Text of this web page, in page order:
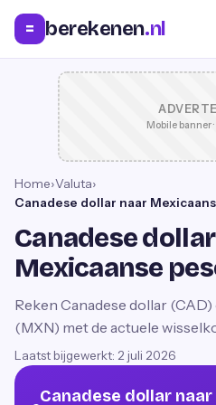
= berekenen.nl
Mobile banner
Home›Valuta›
Canadese dollar naar
Canadese
Mexicaanse
Reken Canadese dollar
(MXN) met de actuele
Laatst bijgewerkt: 2 juli 2026
Canadese dollar